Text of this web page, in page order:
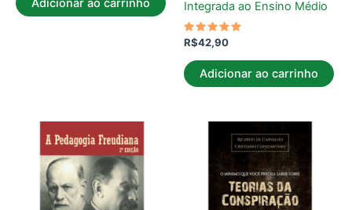
Integrada ao Ensino Médio
Avaliação
5.00
de 5
R$42,90
Adicionar ao carrinho